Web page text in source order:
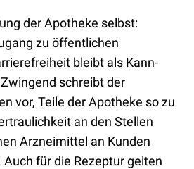
der Apotheke selbst:
zu öffentlichen
bleibt als Kann-
schreibt der
vor, Teile der Apotheke so zu
an den Stellen
Arzneimittel an Kunden
Auch für die Rezeptur gelten